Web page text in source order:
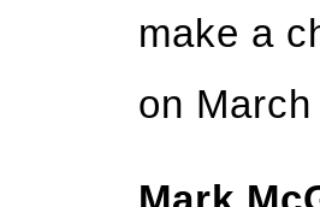
make a
on March